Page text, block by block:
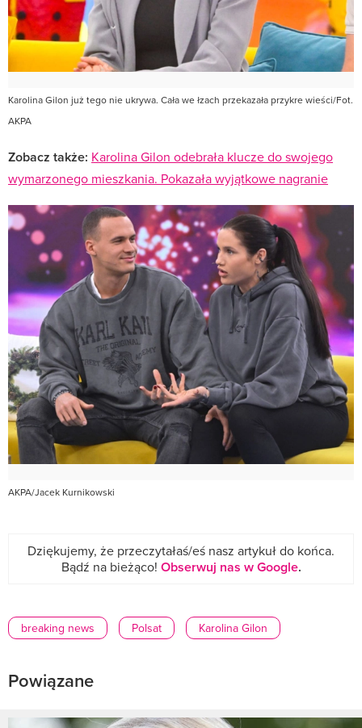
Karolina Gilon już tego nie ukrywa. Cała we łzach przekazała przykre wieści/Fot.
AKPA
Zobacz także: Karolina Gilon odebrała klucze do swojego
wymarzonego mieszkania. Pokazała wyjątkowe nagranie
AKPA/Jacek Kurnikowski
Dziękujemy, że przeczytałaś/eś nasz artykuł do końca.
Bądź na bieżąco! Obserwuj nas w Google.
breaking news Polsat Karolina Gilon
Powiązane